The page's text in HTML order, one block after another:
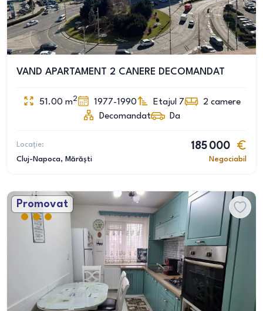
VAND APARTAMENT 2 CANERE DECOMANDAT
51.00 m2 1977-1990 Etajul 7 2 camere
Decomandat
Da
Locație:
Cluj-Napoca, Mărăști
185 000
Negociabil
Promovat